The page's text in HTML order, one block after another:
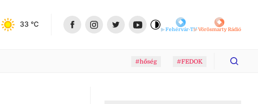
33 °C
Fehérvár-TVVörösmarty Rádió
#hőség #FEDOK